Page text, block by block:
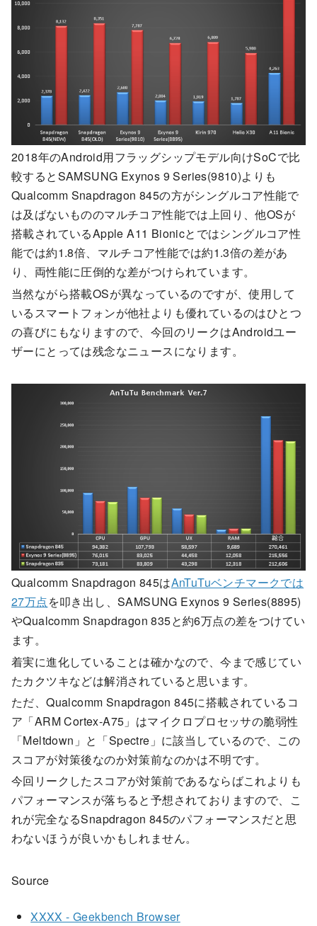
2018年のAndroid用フラッグシップモデル向けSoCで比
較するとSAMSUNG Exynos 9 Series(9810)よりも
Qualcomm Snapdragon 845の方がシングルコア性能で
は及ばないもののマルチコア性能では上回り、他OSが
搭載されているApple A11 Bionicとではシングルコア性
能では約1.8倍、マルチコア性能では約1.3倍の差があ
り、両性能に圧倒的な差がつけられています。
当然ながら搭載OSが異なっているのですが、使用して
いるスマートフォンが他社よりも優れているのはひとつ
の喜びにもなりますので、今回のリークはAndroidユー
ザーにとっては残念なニュースになります。
Qualcomm Snapdragon 845はAnTuTuベンチマークでは
27万点を叩き出し、SAMSUNG Exynos 9 Series(8895)
やQualcomm Snapdragon 835と約6万点の差をつけてい
ます。
着実に進化していることは確かなので、今まで感じてい
たカクツキなどは解消されていると思います。
ただ、Qualcomm Snapdragon 845に搭載されているコ
ア「ARM Cortex-A75」はマイクロプロセッサの脆弱性
「Meltdown」と「Spectre」に該当しているので、この
スコアが対策後なのか対策前なのかは不明です。
今回リークしたスコアが対策前であるならばこれよりも
パフォーマンスが落ちると予想されておりますので、こ
れが完全なるSnapdragon 845のパフォーマンスだと思
わないほうが良いかもしれません。
Source
XXXX - Geekbench Browser